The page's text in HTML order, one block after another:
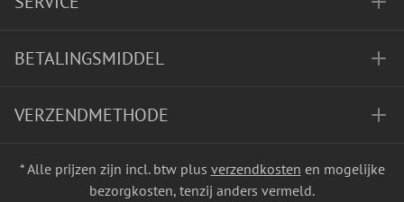
BETALINGSMIDDEL
VERZENDMETHODE
* Alle prijzen zijn incl. btw plus verzendkosten en mogelijke
bezorgkosten, tenzij anders vermeld.